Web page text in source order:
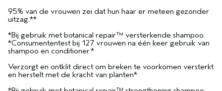
95% van de vrouwen zei dat hun haar er meteen gezonder
uitzag.**
*Bij gebruik met botanical repair™ versterkende shampoo.
*Consumententest bij 127 vrouwen na één keer gebruik van
shampoo en conditioner.*
Verzorgt en ontklit direct om breken te voorkomen versterkt
en herstelt met de kracht van planten*